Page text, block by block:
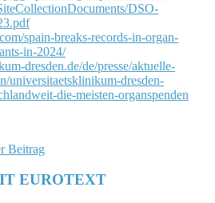
DSO-
spain-breaks-records-in-organ-
in-2024/
dresden.de/de/presse/aktuelle-
universitaetsklinikum-dresden-
die-meisten-organspenden
Beitrag
EUROTEXT